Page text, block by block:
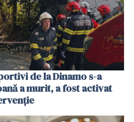
de la Dinamo s-a
a murit, a fost activat